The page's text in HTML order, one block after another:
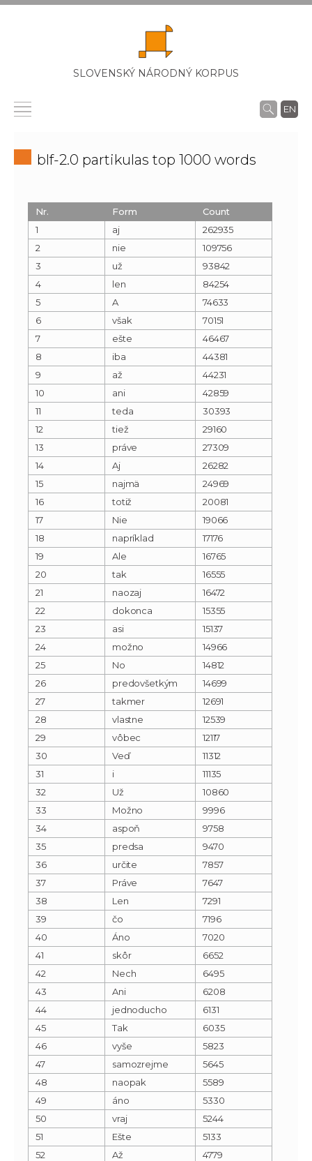
SLOVENSKÝ NÁRODNÝ KORPUS
EN
blf-2.0 partikulas top 1000 words
Nr. Form
Count
1
aj
262935
2
nie
109756
3
už
93842
4
len
84254
5
A
74633
6
však
70151
7
ešte
46467
8
iba
44381
9
až
44231
10
ani
42859
11
teda
30393
12
tiež
29160
13
práve
27309
14
Aj
26282
15
najmä
24969
16
totiž
20081
17
Nie
19066
18
napríklad
17176
19
Ale
16765
20
tak
16555
21
naozaj
16472
22
dokonca
15355
23
asi
15137
24
možno
14966
25
No
14812
26
predovšetkým
14699
27
takmer
12691
28
vlastne
12539
29
vôbec
12117
30
Veď
11312
31
i
11135
32
Už
10860
33
Možno
9996
34
aspoň
9758
35
predsa
9470
36
určite
7857
37
Práve
7647
38
Len
7291
39
čo
7196
40
Áno
7020
41
skôr
6652
42
Nech
6495
43
Ani
6208
44
jednoducho
6131
45
Tak
6035
46
vyše
5823
47
samozrejme
5645
48
naopak
5589
49
áno
5330
50
vraj
5244
51
Ešte
5133
52
Až
4779